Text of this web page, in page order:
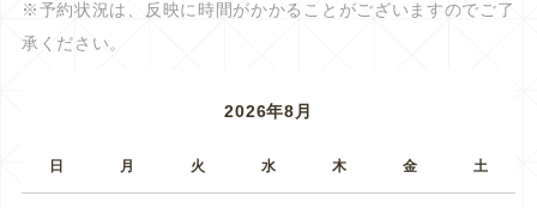
※予約状況は、反映に時間がかかることがございますのでご了
承ください。
2026年8月
日 月 火 水 木 金 土